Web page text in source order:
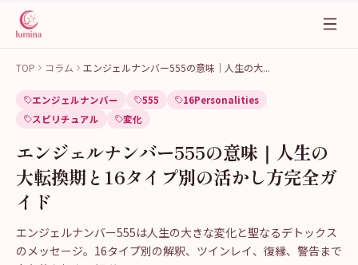
TOP コラム エンジェルナンバー555の意味｜人生の大...
エンジェルナンバー 555
16Personalities
スピリチュアル
変化
エンジェルナンバー555の意味｜人生の
大転換期と16タイプ別の活かし方完全ガ
イド
エンジェルナンバー555は人生の大きな変化と聖なるデトックス
のメッセージ。16タイプ別の解釈、ツインレイ、復縁、警告まで